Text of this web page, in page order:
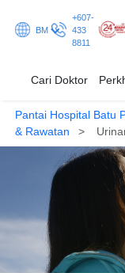
BM
+607-
433
8811
Cari Doktor
Cari Doktor
Perkhidmatan
Pesakit & Pelawat
Promosi &
Hab & Kesihatan
Pantai Hospital Batu
& Rawatan